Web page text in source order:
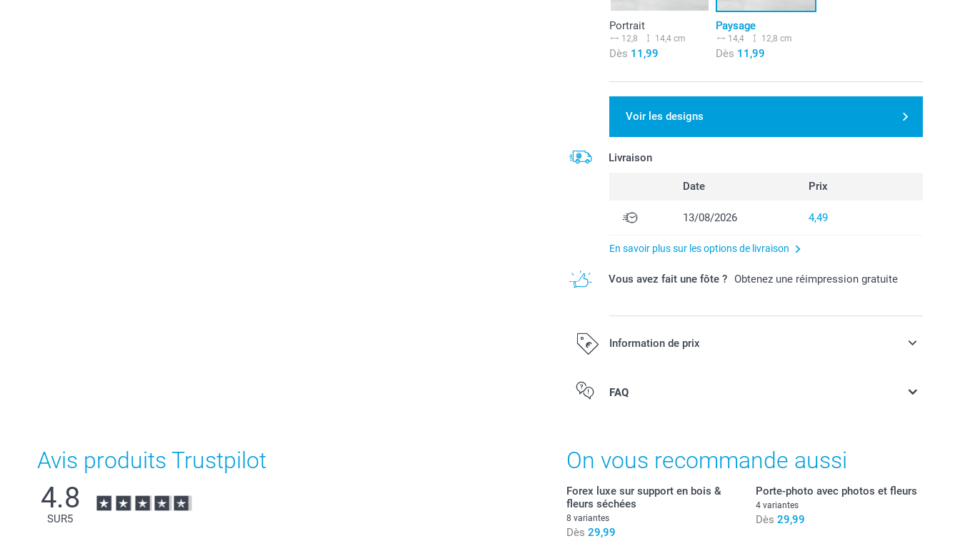
Portrait
12,8 14,4 cm
Dès 11,99
Paysage
14,4 12,8 cm
Dès 11,99
Voir les designs
Livraison
Date Prix
13/08/2026 4,49
En savoir plus sur les options de livraison
Vous avez fait une fôte ? Obtenez une réimpression gratuite
Information de prix
Tous les prix sont en EURO (€), TVA incluse et hors frais de port.
FAQ
Avis produits Trustpilot
4.8
SUR5
On vous recommande aussi
Forex luxe sur support en bois &
fleurs séchées
8 variantes
Dès 29,99
Porte-photo avec photos et fleurs
4 variantes
Dès 29,99